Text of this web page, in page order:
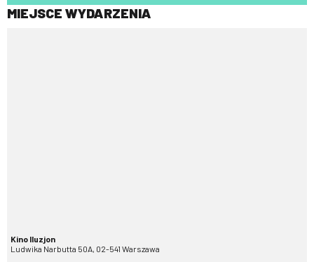
MIEJSCE WYDARZENIA
Kino Iluzjon
Ludwika Narbutta 50A, 02-541 Warszawa